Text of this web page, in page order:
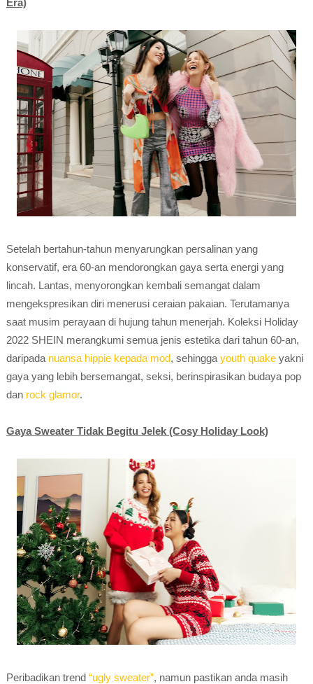
Era)
Setelah bertahun-tahun menyarungkan persalinan yang
konservatif, era 60-an mendorongkan gaya serta energi yang
lincah. Lantas, menyorongkan kembali semangat dalam
mengekspresikan diri menerusi ceraian pakaian. Terutamanya
saat musim perayaan di hujung tahun menerjah. Koleksi Holiday
2022 SHEIN merangkumi semua jenis estetika dari tahun 60-an,
daripada nuansa hippie kepada mod, sehingga youth quakeyakni
gaya yang lebih bersemangat, seksi, berinspirasikan budaya pop
dan rock glamor.
Gaya Sweater Tidak Begitu Jelek (Cosy Holiday Look)
Peribadikan trend“ugly sweater”, namun pastikan anda masih